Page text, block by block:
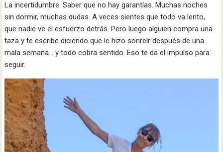
La incertidumbre. Saber que no hay garantías. Muchas noches
sin dormir, muchas dudas. A veces sientes que todo va lento,
que nadie ve el esfuerzo detrás. Pero luego alguien compra una
taza y te escribe diciendo que le hizo sonreír después de una
mala semana… y todo cobra sentido. Eso te da el impulso para
seguir.